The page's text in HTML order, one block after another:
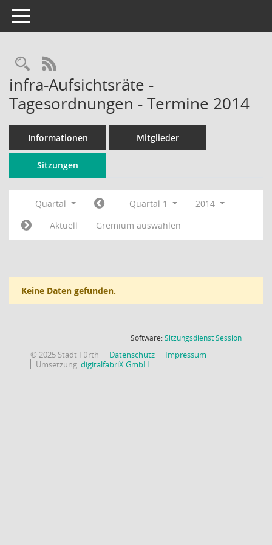
Toggle navigation
Rechercheauswahl
RSS-Feed
infra-Aufsichtsräte -
Tagesordnungen - Termine 2014
Informationen Mitglieder
Sitzungen
Quartal Quartal 1
2014
Aktuell
Gremium auswählen
Keine Daten gefunden.
Software:SitzungsdienstSession(Wird in
© 2025 Stadt Fürth Datenschutz
Impressum
Umsetzung:digitalfabriX GmbH